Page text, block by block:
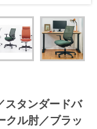
スタンダードバ
クル肘／ブラッ